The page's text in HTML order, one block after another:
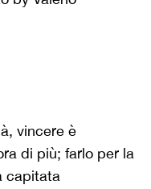
vincere è
di più; farlo per la
capitata